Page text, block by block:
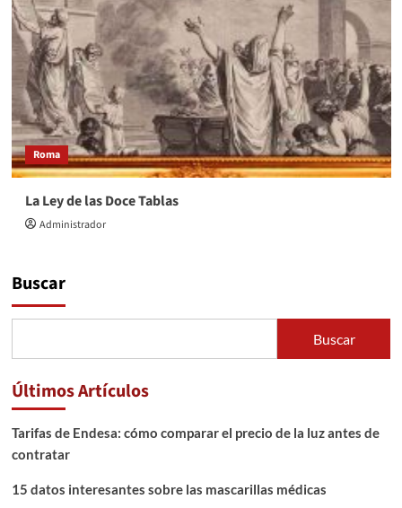
Roma
La Ley de las Doce Tablas
Administrador
Buscar
Buscar
Últimos Artículos
Tarifas de Endesa: cómo comparar el precio de la luz antes de
contratar
15 datos interesantes sobre las mascarillas médicas